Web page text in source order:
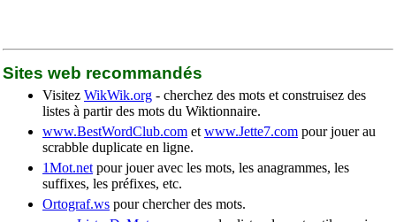
Sites web recommandés
Visitez WikWik.org - cherchez des mots et construisez des
listes à partir des mots du Wiktionnaire.
www.BestWordClub.com et www.Jette7.com pour jouer au
scrabble duplicate en ligne.
1Mot.net pour jouer avec les mots, les anagrammes, les
suffixes, les préfixes, etc.
Ortograf.ws pour chercher des mots.